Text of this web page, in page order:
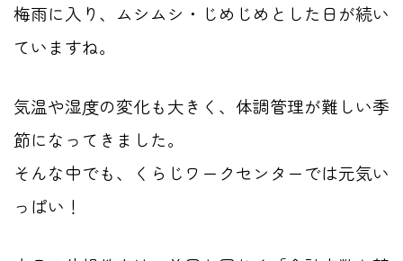
梅雨に入り、ムシムシ・じめじめとした日が続い
ていますね。
気温や湿度の変化も大きく、体調管理が難しい季
節になってきました。
そんな中でも、くらじワークセンターでは元気い
っぱい！